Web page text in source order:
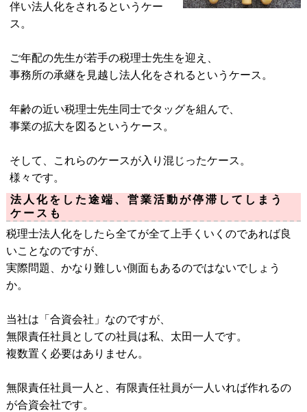
伴い法人化をされるというケー
ス。
ご年配の先生が若手の税理士先生を迎え、
事務所の承継を見越し法人化をされるというケース。
年齢の近い税理士先生同士でタッグを組んで、
事業の拡大を図るというケース。
そして、これらのケースが入り混じったケース。
様々です。
法人化をした途端、営業活動が停滞してしまう
ケースも
税理士法人化をしたら全てが全て上手くいくのであれば良
いことなのですが、
実際問題、かなり難しい側面もあるのではないでしょう
か。
当社は「合資会社」なのですが、
無限責任社員としての社員は私、太田一人です。
複数置く必要はありません。
無限責任社員一人と、有限責任社員が一人いれば作れるの
が合資会社です。